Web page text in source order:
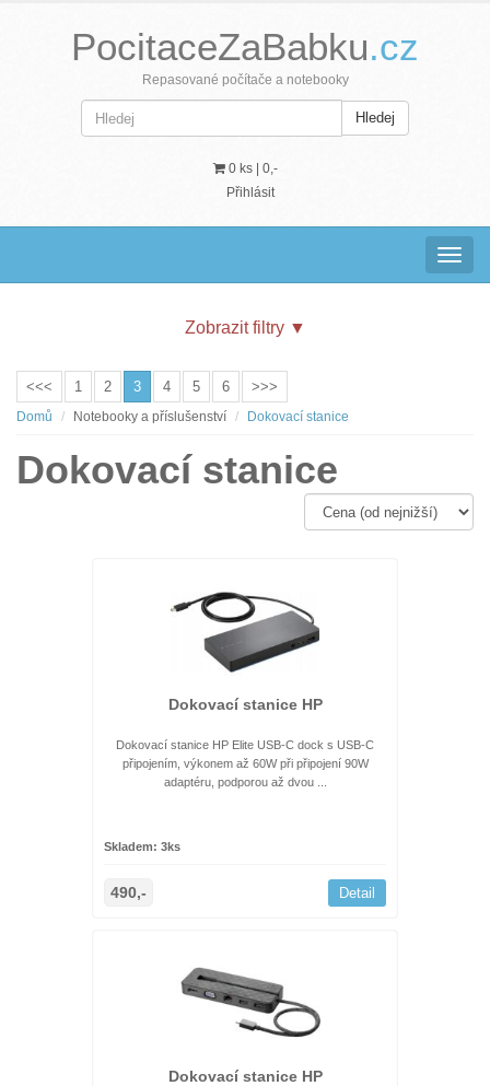
PocitaceZaBabku.cz
Repasované počítače a notebooky
Hledej
0 ks | 0,-
Přihlásit
Zobrazit filtry ▼
<<< 1 2 3 4 5 6 >>>
Domů Notebooky a příslušenství Dokovací stanice
Dokovací stanice
Dokovací stanice HP
Dokovací stanice HP Elite USB-C dock s USB-C
připojením, výkonem až 60W při připojení 90W
adaptéru, podporou až dvou ...
Skladem: 3ks
490,- Detail
Dokovací stanice HP